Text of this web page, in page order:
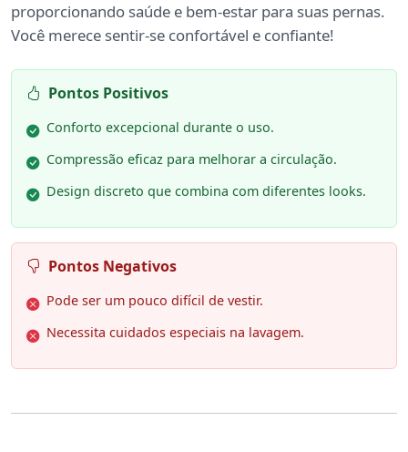
proporcionando saúde e bem-estar para suas pernas.
Você merece sentir-se confortável e confiante!
Pontos Positivos
Conforto excepcional durante o uso.
Compressão eficaz para melhorar a circulação.
Design discreto que combina com diferentes looks.
Pontos Negativos
Pode ser um pouco difícil de vestir.
Necessita cuidados especiais na lavagem.